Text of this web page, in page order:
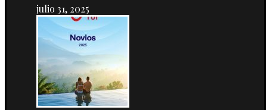
julio 31, 2025